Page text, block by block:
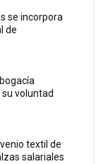
se incorpora
de
voluntad
textil de
salariales